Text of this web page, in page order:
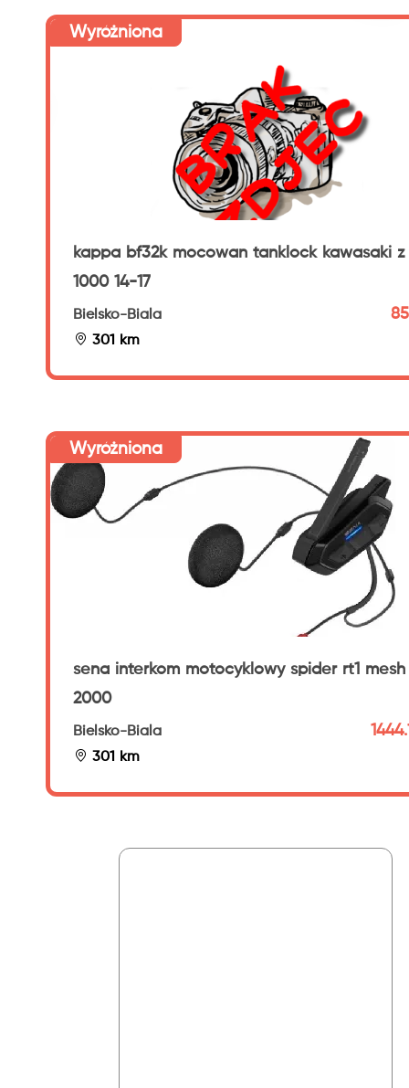
Wyróżniona
kappa bf32k mocowan tanklock kawasaki z
1000 14-17
Bielsko-Biala
301 km
Wyróżniona
sena interkom motocyklowy spider rt1 mesh
2000
Bielsko-Biala
301 km